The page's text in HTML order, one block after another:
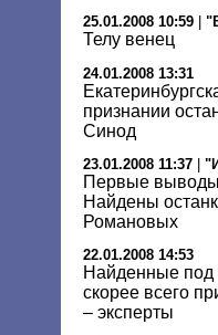
25.01.2008 10:59
Телу венец
24.01.2008 13:31
признании
Синод
23.01.2008 11:37
Первые выводы
Найдены
Романовых
22.01.2008 14:53
Найденные под
скорее всего
– эксперты